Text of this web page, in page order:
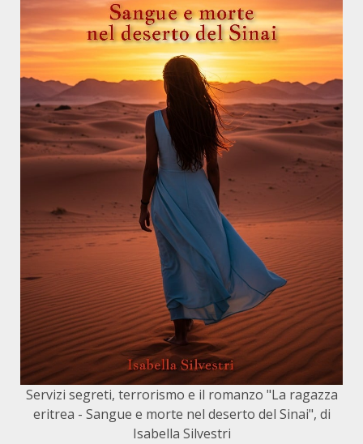
Servizi segreti, terrorismo e il romanzo "La ragazza
eritrea - Sangue e morte nel deserto del Sinai", di
Isabella Silvestri